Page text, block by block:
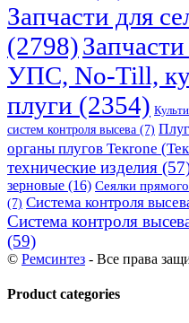
Запчасти для
(2798)
УПС, No-Till,
плуги (2354)
систем контроля высева (7)
органы плугов Текrоne
технические изделия
зерновые (16) Сеялки
(7) Система контроля
Система контроля
(59)
© Ремсинтез - Все права
Product categories